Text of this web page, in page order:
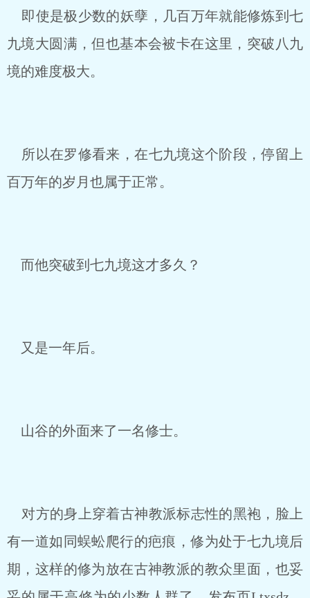
即使是极少数的妖孽，几百万年就能修炼到七
九境大圆满，但也基本会被卡在这里，突破八九
境的难度极大。
所以在罗修看来，在七九境这个阶段，停留上
百万年的岁月也属于正常。
而他突破到七九境这才多久？
又是一年后。
山谷的外面来了一名修士。
对方的身上穿着古神教派标志性的黑袍，脸上
有一道如同蜈蚣爬行的疤痕，修为处于七九境后
期，这样的修为放在古神教派的教众里面，也妥